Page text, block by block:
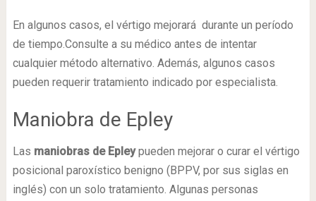
En algunos casos, el vértigo mejorará durante un período
de tiempo.Consulte a su médico antes de intentar
cualquier método alternativo. Además, algunos casos
pueden requerir tratamiento indicado por especialista.
Maniobra de Epley
Las maniobras de Epleypueden mejorar o curar el vértigo
posicional paroxístico benigno (BPPV, por sus siglas en
inglés) con un solo tratamiento. Algunas personas